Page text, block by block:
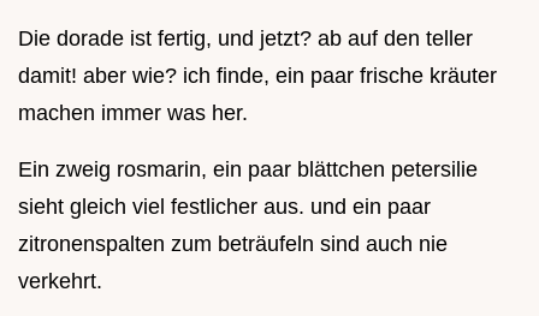
Die dorade ist fertig, und jetzt? ab auf den teller
damit! aber wie? ich finde, ein paar frische kräuter
machen immer was her.
Ein zweig rosmarin, ein paar blättchen petersilie
sieht gleich viel festlicher aus. und ein paar
zitronenspalten zum beträufeln sind auch nie
verkehrt.